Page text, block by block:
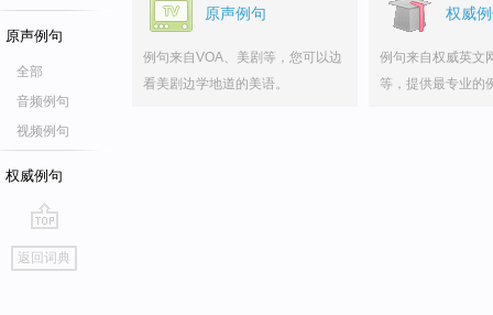
原声例句
全部
音频例句
视频例句
权威例句
go
top
返回词典
原声例句
例句来自VOA、美剧等，您可以边
看美剧边学地道的美语。
权威
例句来自权威英文
等，提供最专业的